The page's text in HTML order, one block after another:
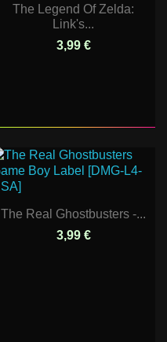
The Legend Of Zelda:
Link's...
3,99 €
The Real Ghostbusters -...
3,99 €